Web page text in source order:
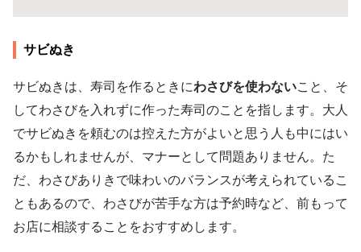
サビぬき
サビぬきは、寿司を作るときにわさびを使わないこと、そ
してわさびを入れずに作った寿司のことを指します。大人
でサビぬきを頼むのは控えた方がよいと思う人も中にはい
るかもしれませんが、マナーとして問題ありません。た
だ、わさびありきで味わいのバランスが考えられているこ
ともあるので、わさびが苦手な方は予約時など、前もって
お店に相談することをおすすめします。